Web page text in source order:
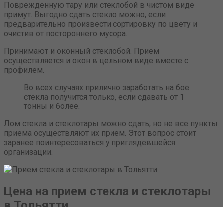
Поврежденную тару или стеклобой в чистом виде
примут. Выгодно сдать стекло можно, если
предварительно произвести сортировку по цвету и
очистив от постороннего мусора.
Принимают и оконный стеклобой. Прием
осуществляется и окон в цельном виде вместе с
профилем.
Во всех случаях прилично заработать на бое
стекла получится только, если сдавать от 1
тонны и более.
Лом стекла и стеклотары можно сдать, но не все пункты
приема осуществляют их прием. Этот вопрос стоит
заранее поинтересоваться у приглядевшейся
организации.
Цена на прием стекла и стеклотары